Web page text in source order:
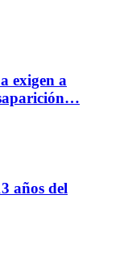
exigen a
años del